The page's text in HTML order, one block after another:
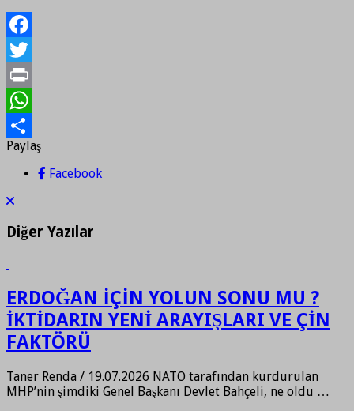
Facebook
Twitter
Print
WhatsApp
Paylaş
Paylaş
Facebook
Diğer Yazılar
ERDOĞAN İÇİN YOLUN SONU MU ?
İKTİDARIN YENİ ARAYIŞLARI VE ÇİN
FAKTÖRÜ
Taner Renda / 19.07.2026 NATO tarafından kurdurulan
MHP’nin şimdiki Genel Başkanı Devlet Bahçeli, ne oldu …